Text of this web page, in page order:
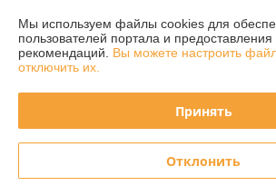
Сайт создан на платформе Deal.by
Информация для покупателя
Мы используем файлы cookies для
пользователей портала и
рекомендаций. Вы можете настроить
отключить их.
Принять
Отклонить